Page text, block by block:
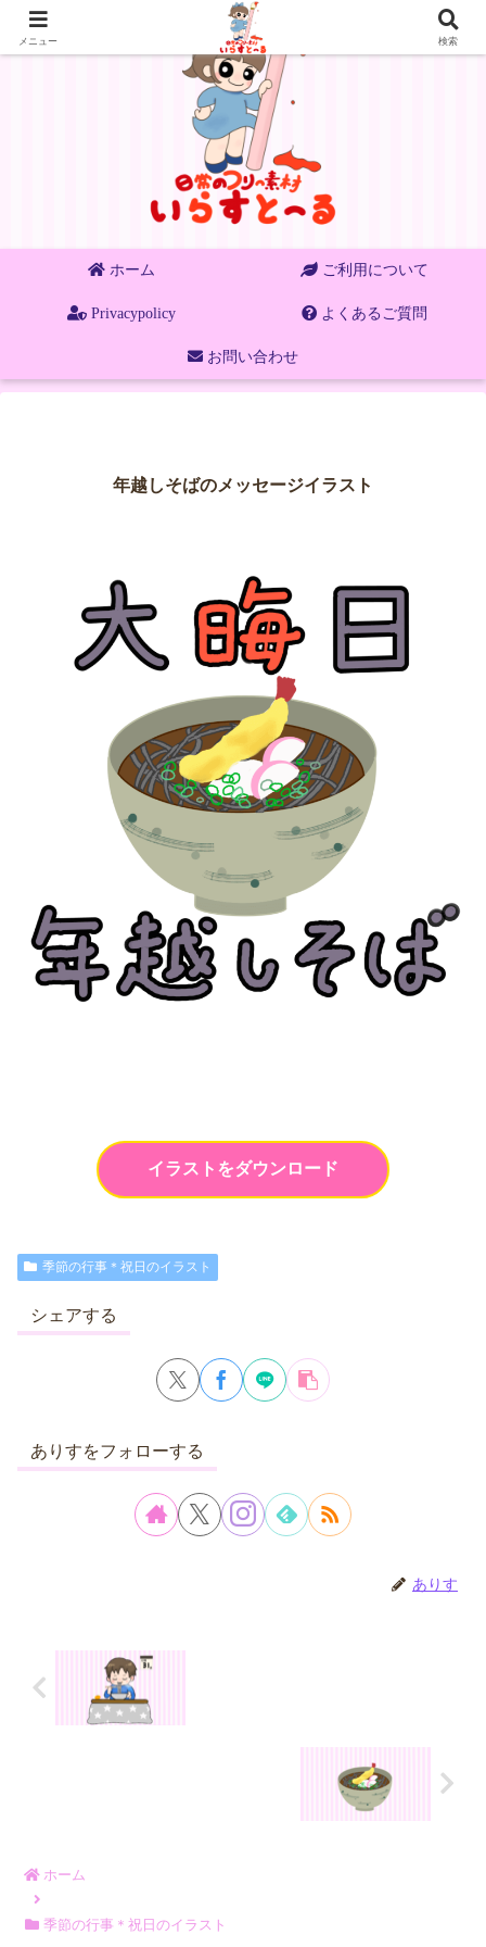
ホーム ご利用について
Privacypolicy よくあるご質問
お問い合わせ
年越しそばのメッセージイラスト
イラストをダウンロード
季節の行事＊祝日のイラスト
シェアする
ありすをフォローする
ありす
ホーム
季節の行事＊祝日のイラスト
メニュー 検索